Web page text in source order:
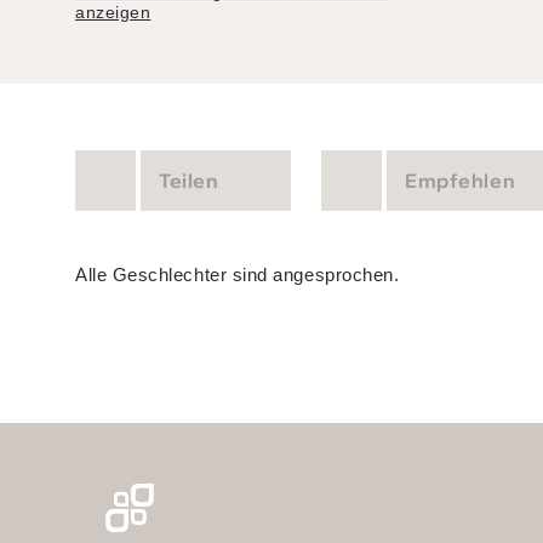
anzeigen
Teilen Empfehlen
Alle Geschlechter sind angesprochen.